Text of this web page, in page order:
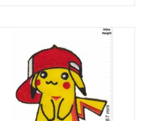
Pikachu - Pokémon - Cap
TOEVOEGEN AAN WINKELWAGEN